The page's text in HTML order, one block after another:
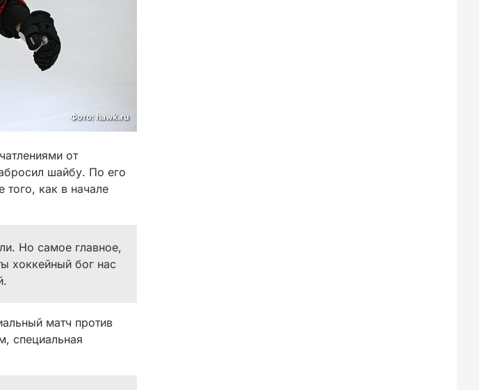
Фото: hawk.ru
от
шайбу. По его
как в начале
Но самое главное,
хоккейный бог нас
матч против
специальная